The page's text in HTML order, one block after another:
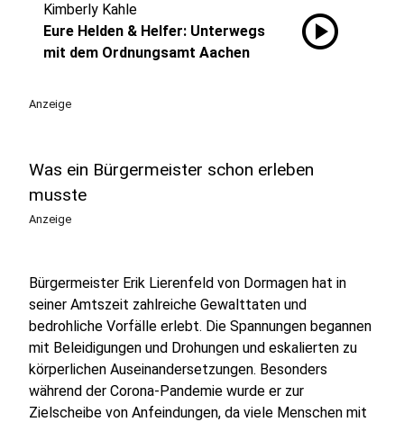
Kimberly Kahle
Eure Helden & Helfer: Unterwegs
mit dem Ordnungsamt Aachen
play_circle
Anzeige
Was ein Bürgermeister schon erleben
musste
Anzeige
Bürgermeister Erik Lierenfeld von Dormagen hat in
seiner Amtszeit zahlreiche Gewalttaten und
bedrohliche Vorfälle erlebt. Die Spannungen begannen
mit Beleidigungen und Drohungen und eskalierten zu
körperlichen Auseinandersetzungen. Besonders
während der Corona-Pandemie wurde er zur
Zielscheibe von Anfeindungen, da viele Menschen mit